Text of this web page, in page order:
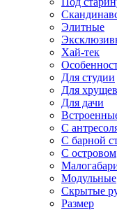
Элитные
Хай-тек
Для студии
Для
Для дачи
С
С барной
С островом
Модульные
Скрытые
Размер